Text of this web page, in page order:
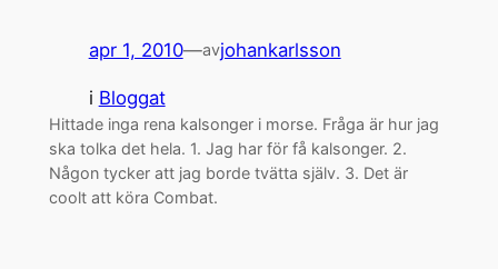
apr 1, 2010—avjohankarlsson
i Bloggat
Hittade inga rena kalsonger i morse. Fråga är hur jag
ska tolka det hela. 1. Jag har för få kalsonger. 2.
Någon tycker att jag borde tvätta själv. 3. Det är
coolt att köra Combat.